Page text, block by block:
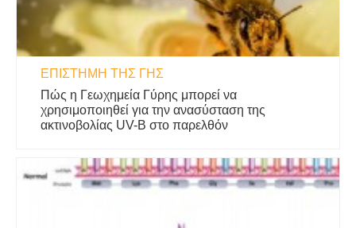
ΕΠΙΣΤΉΜΗ ΤΗΣ ΓΗΣ
Πώς η Γεωχημεία Γύρης μπορεί να
χρησιμοποιηθεί για την ανασύσταση της
ακτινοβολίας UV-B στο παρελθόν